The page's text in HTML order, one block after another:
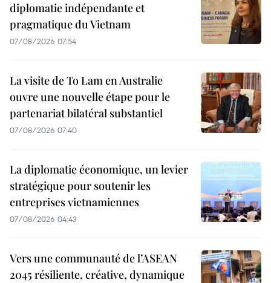
diplomatie indépendante et
pragmatique du Vietnam
07/08/2026 07:54
La visite de To Lam en Australie
ouvre une nouvelle étape pour le
partenariat bilatéral substantiel
07/08/2026 07:40
La diplomatie économique, un levier
stratégique pour soutenir les
entreprises vietnamiennes
07/08/2026 04:43
Vers une communauté de l’ASEAN
2045 résiliente, créative, dynamique